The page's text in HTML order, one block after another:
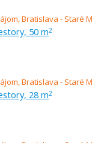
50 m2
28 m2